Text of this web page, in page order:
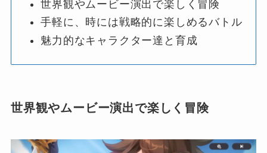
世界観やムービー演出で楽しく冒険
手軽に、時には戦略的に楽しめるバトル
魅力的なキャラクター達と育成
世界観やムービー演出で楽しく冒険